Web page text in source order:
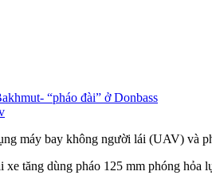
“pháo đài” ở Donbass
máy bay không người lái (UAV) và
tăng dùng pháo 125 mm phóng hỏa